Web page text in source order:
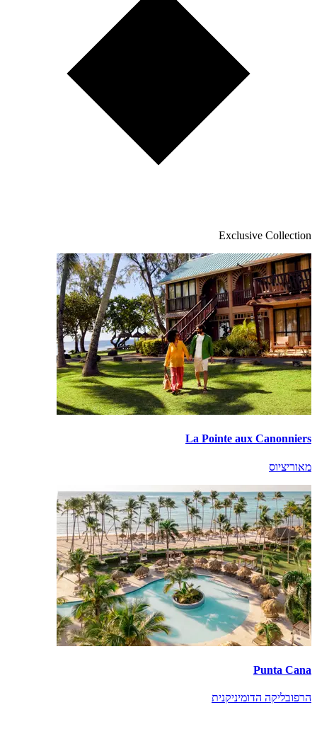
Exclusive Collection
La Pointe aux Canonniers
מאוריציוס
Punta Cana
הרפובליקה הדומיניקנית